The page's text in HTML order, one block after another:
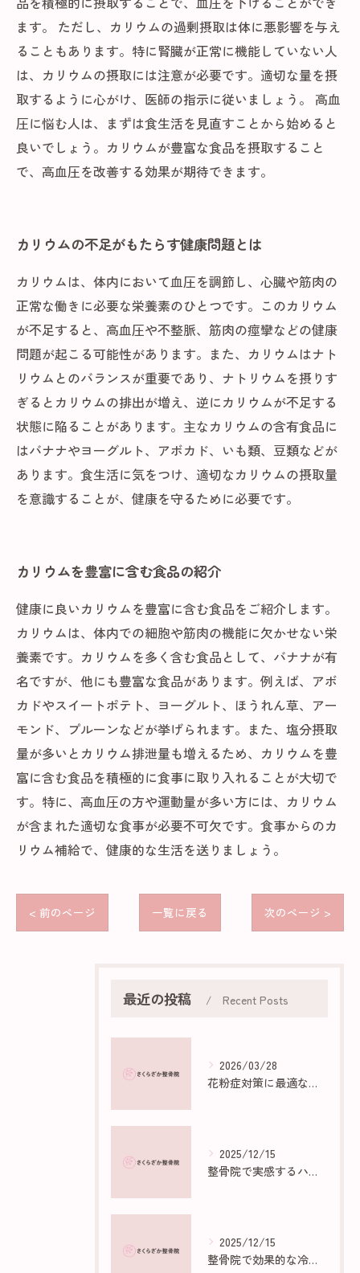
ます。 ただし、カリウムの過剰摂取は体に悪影響を与え
ることもあります。特に腎臓が正常に機能していない人
は、カリウムの摂取には注意が必要です。適切な量を摂
取するように心がけ、医師の指示に従いましょう。 高血
圧に悩む人は、まずは食生活を見直すことから始めると
良いでしょう。カリウムが豊富な食品を摂取すること
で、高血圧を改善する効果が期待できます。
カリウムの不足がもたらす健康問題とは
カリウムは、体内において血圧を調節し、心臓や筋肉の
正常な働きに必要な栄養素のひとつです。このカリウム
が不足すると、高血圧や不整脈、筋肉の痙攣などの健康
問題が起こる可能性があります。また、カリウムはナト
リウムとのバランスが重要であり、ナトリウムを摂りす
ぎるとカリウムの排出が増え、逆にカリウムが不足する
状態に陥ることがあります。主なカリウムの含有食品に
はバナナやヨーグルト、アボカド、いも類、豆類などが
あります。食生活に気をつけ、適切なカリウムの摂取量
を意識することが、健康を守るために必要です。
カリウムを豊富に含む食品の紹介
健康に良いカリウムを豊富に含む食品をご紹介します。
カリウムは、体内での細胞や筋肉の機能に欠かせない栄
養素です。カリウムを多く含む食品として、バナナが有
名ですが、他にも豊富な食品があります。例えば、アボ
カドやスイートポテト、ヨーグルト、ほうれん草、アー
モンド、プルーンなどが挙げられます。また、塩分摂取
量が多いとカリウム排泄量も増えるため、カリウムを豊
富に含む食品を積極的に食事に取り入れることが大切で
す。特に、高血圧の方や運動量が多い方には、カリウム
が含まれた適切な食事が必要不可欠です。食事からのカ
リウム補給で、健康的な生活を送りましょう。
< 前のページ 一覧に戻る 次のページ >
最近の投稿 Recent Posts
2026/03/28
花粉症対策に最適な部屋作りのポイント
2025/12/15
整骨院で実感するハイボルトの効果と仕組み
2025/12/15
整骨院で効果的な冷え性マッサージ法